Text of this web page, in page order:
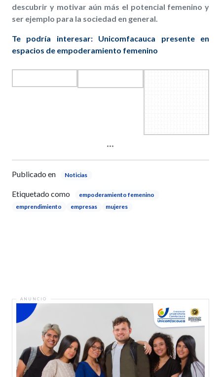
descubrir y motivar aún más el potencial femenino y
ser ejemplo para la sociedad en general.
Te podría interesar: Unicomfacauca presente en
espacios de empoderamiento femenino
Publicado en Noticias
Etiquetado como
empoderamiento femenino
emprendimiento
empresas mujeres